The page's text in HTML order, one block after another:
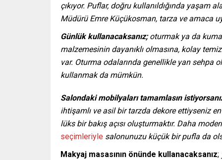
çıkıyor. Puflar, doğru kullanıldığında yaşam
Müdürü Emre Küçükosman, tarza ve amaca
Günlük kullanacaksanız;oturmak ya da
malzemesinin dayanıklı olmasına, kolay
var. Oturma odalarında genellikle yan sehpa
kullanmak da mümkün.
Salondaki mobilyaları tamamlasın
ihtişamlı ve asil bir tarzda dekore ettiyseniz
lüks bir bakış açısı oluşturmaktır. Daha
seçimleriyle salonunuzu küçük bir pufla da
Makyaj masasının önünde kullanacaksanız;